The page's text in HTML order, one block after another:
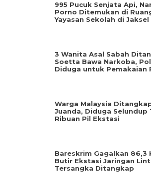
995 Pucuk Senjata Api,
Porno Ditemukan di
Yayasan Sekolah di Jaksel
3 Wanita Asal Sabah
Soetta Bawa Narkoba,
Diduga untuk Pemakaian
Warga Malaysia
Juanda, Diduga Selundup
Ribuan Pil Ekstasi
Bareskrim Gagalkan 86,3
Butir Ekstasi Jaringan
Tersangka Ditangkap